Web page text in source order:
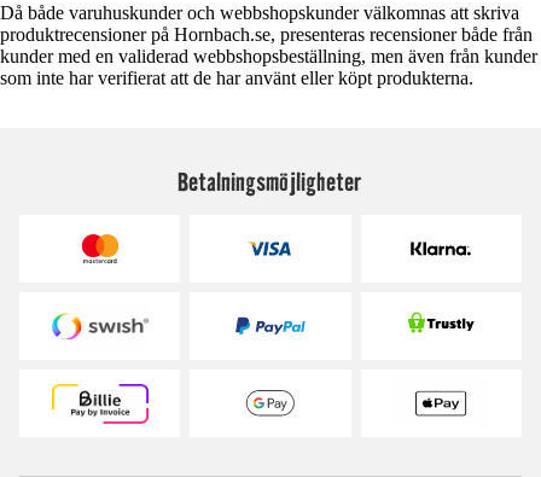
Då både varuhuskunder och webbshopskunder välkomnas att skriva
produktrecensioner på Hornbach.se, presenteras recensioner både från
kunder med en validerad webbshopsbeställning, men även från kunder
som inte har verifierat att de har använt eller köpt produkterna.
Betalningsmöjligheter